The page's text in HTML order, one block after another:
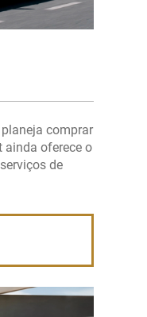
comprar
ainda oferece o
de